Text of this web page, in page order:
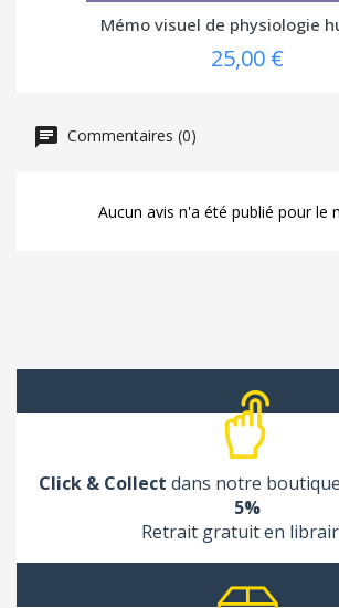
Mémo visuel de physiologie
25,00 €
Commentaires (0)
Aucun avis n'a été publié pour le
Click & Collect dans notre
5%
Retrait gratuit en